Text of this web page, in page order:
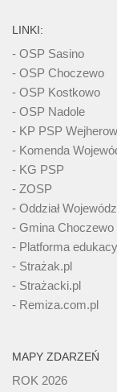
LINKI:
- OSP Sasino
- OSP Choczewo
- OSP Kostkowo
- OSP Nadole
- KP PSP
- Komenda
- KG PSP
- ZOSP
- Oddział
- Gmina Choczewo
- Platforma
- Strażak.pl
- Strażacki.pl
- Remiza.com.pl
MAPY ZDARZEŃ
ROK 2026